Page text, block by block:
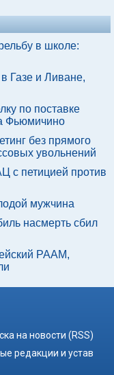
в школе:
Газе и Ливане,
по поставке
Фьюмичино
без прямого
увольнений
с петицией против
мужчина
насмерть сбил
РААМ,
на новости (RSS)
редакции и устав